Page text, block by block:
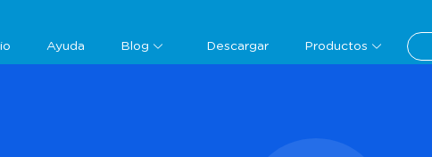
Ayuda Blog Descargar Productos